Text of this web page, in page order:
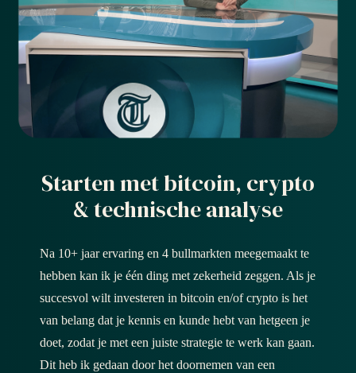
Starten met bitcoin, crypto
& technische analyse
Na 10+ jaar ervaring en 4 bullmarkten meegemaakt te
hebben kan ik je één ding met zekerheid zeggen. Als je
succesvol wilt investeren in bitcoin en/of crypto is het
van belang dat je kennis en kunde hebt van hetgeen je
doet, zodat je met een juiste strategie te werk kan gaan.
Dit heb ik gedaan door het doornemen van een
de
Hierdoor
website-